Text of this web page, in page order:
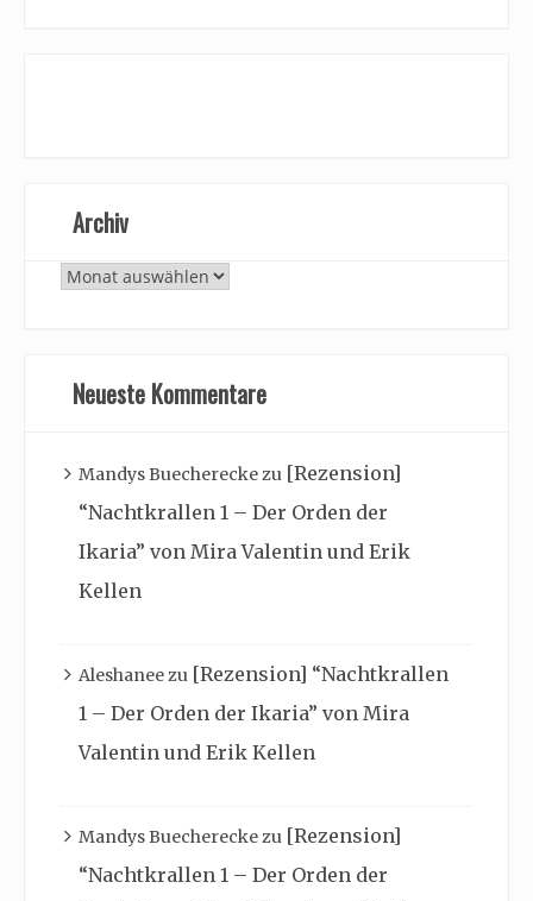
Archiv
Archiv
Neueste Kommentare
Mandys Buechereckezu [Rezension]
“Nachtkrallen 1 – Der Orden der
Ikaria” von Mira Valentin und Erik
Kellen
Aleshaneezu [Rezension] “Nachtkrallen
1 – Der Orden der Ikaria” von Mira
Valentin und Erik Kellen
Mandys Buechereckezu [Rezension]
“Nachtkrallen 1 – Der Orden der